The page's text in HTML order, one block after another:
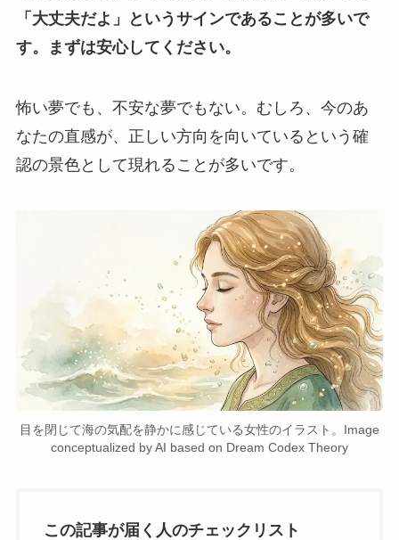
「大丈夫だよ」というサインであることが多いで
す。まずは安心してください。
怖い夢でも、不安な夢でもない。むしろ、今のあ
なたの直感が、正しい方向を向いているという確
認の景色として現れることが多いです。
目を閉じて海の気配を静かに感じている女性のイラスト。Image
conceptualized by AI based on Dream Codex Theory
この記事が届く人のチェックリスト